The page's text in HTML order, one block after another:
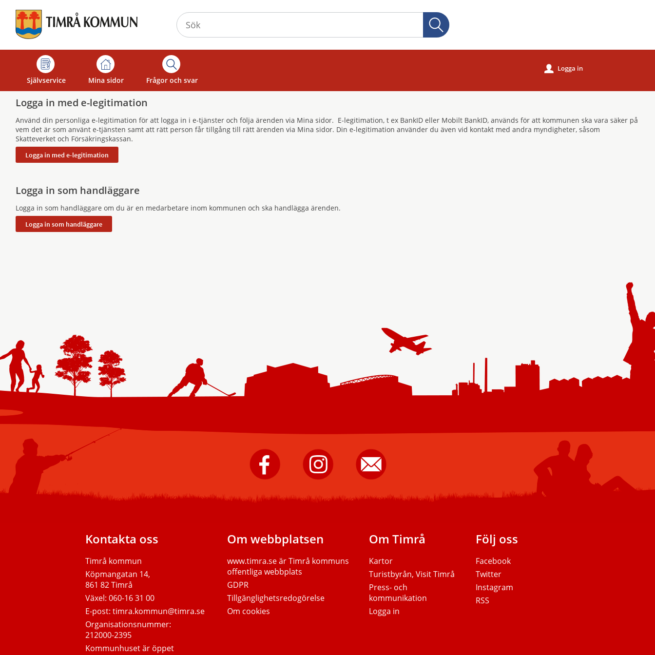
självservice
-
kommunSjälvservice Mina sidor Frågor och svar
u Logga in
Logga in med e-legitimation
Använd din personliga e-legitimation för att logga in i e-tjänster och följa ärenden via Mina sidor. E-legitimation, t ex BankID eller Mobilt BankID, används för att kommunen ska vara säker på
vem det är som använt e-tjänsten samt att rätt person får tillgång till rätt ärenden via Mina sidor. Din e-legitimation använder du även vid kontakt med andra myndigheter, såsom
Skatteverket och Försäkringskassan.
Logga in som handläggare
Logga in som handläggare om du är en medarbetare inom kommunen och ska handlägga ärenden.
Timrå
kommun
Facebook.
Timrå
kommun
på
Instagram.
Skicka
e-
post
till
kommun.
Kontakta oss
Timrå kommun
Köpmangatan 14,
861 82 Timrå
Växel:060-16 31 00
E-post:timra.kommun@timra.se
Organisationsnummer:
212000-2395
Kommunhuset är öppet
Om webbplatsen
www.timra.seär Timrå kommuns
offentliga webbplats
GDPR
Tillgänglighetsredogörelse
Om cookies
Om Timrå
Kartor
Turistbyrån, Visit Timrå
Press- och
kommunikation
Logga in
Följ oss
Facebook
Twitter
Instagram
RSS